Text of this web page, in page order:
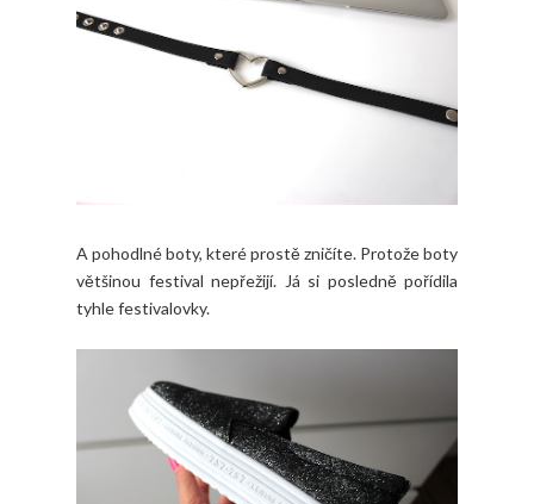
A pohodlné boty, které prostě zničíte. Protože boty
většinou festival nepřežijí. Já si posledně pořídila
tyhle festivalovky.